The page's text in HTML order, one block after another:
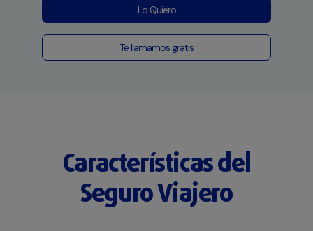
Lo Quiero
Te llamamos gratis
Características del
Seguro Viajero